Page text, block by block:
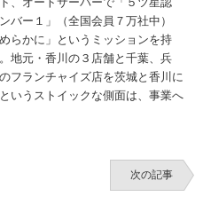
バー１」（全国会員７万社中）
らかに」というミッションを持
地元・香川の３店舗と千葉、兵
フランチャイズ店を茨城と香川に
いうストイックな側面は、事業へ
次の記事